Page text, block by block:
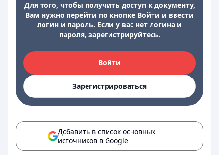
Для того, чтобы получить доступ к документу,
Вам нужно перейти по кнопке Войти и ввести
логин и пароль. Если у вас нет логина и
пароля, зарегистрируйтесь.
Войти
Зарегистрироваться
Добавить в список основных
источников в Google